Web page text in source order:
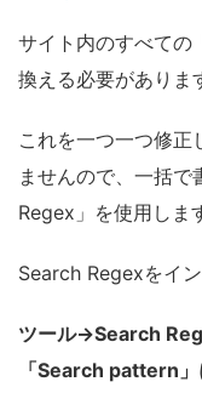
サイト内のすべて
換える必要がありま
これを一つ一つ修正
ませんので、一括
Regex」を使用しま
Search Regexをイ
ツール→Search
「Search pattern